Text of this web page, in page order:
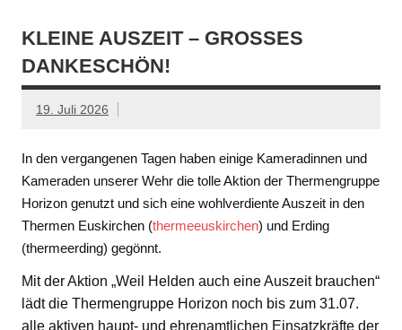
KLEINE AUSZEIT – GROSSES D
ANKESCHÖN!
19. Juli 2026
In den vergangenen Tagen haben einige Kameradinnen und
Kameraden unserer Wehr die tolle Aktion der Thermengruppe
Horizon genutzt und sich eine wohlverdiente Auszeit in den
Thermen Euskirchen (thermeeuskirchen) und Erding
(thermeerding) gegönnt.
Mit der Aktion „Weil Helden auch eine Auszeit brauchen“
lädt die Thermengruppe Horizon noch bis zum 31.07.
alle aktiven haupt- und ehrenamtlichen Einsatzkräfte der